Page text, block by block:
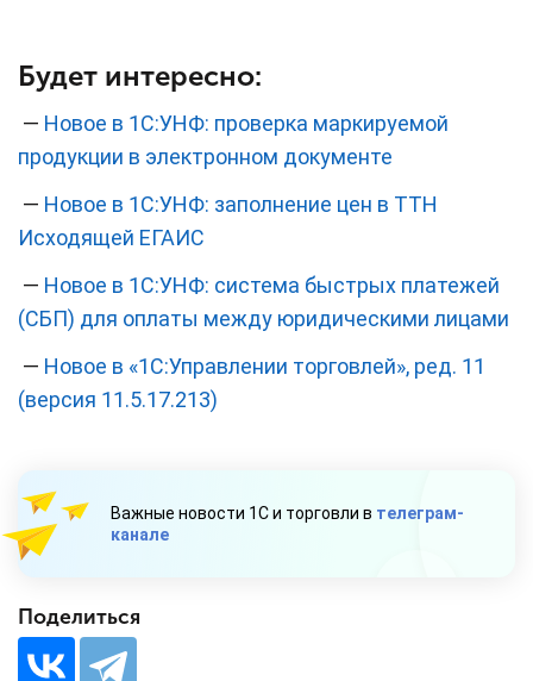
Будет интересно:
— Новое в 1С:УНФ: проверка маркируемой
продукции в электронном документе
— Новое в 1С:УНФ: заполнение цен в ТТН
Исходящей ЕГАИС
— Новое в 1С:УНФ: система быстрых платежей
(СБП) для оплаты между юридическими лицами
— Новое в «1С:Управлении торговлей», ред. 11
(версия 11.5.17.213)
Важные новости 1С и торговли в телеграм-
канале
Поделиться